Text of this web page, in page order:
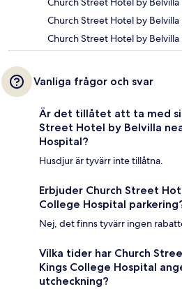
Church Street Hotel by
Church Street Hotel by
Vanliga frågor och svar
Är det tillåtet att ta med
Street Hotel by Belvilla
Hospital?
Husdjur är tyvärr inte tillåtna.
Erbjuder Church Street
College Hospital
Nej, det finns tyvärr ingen
Vilka tider har Church
Kings College Hospital
utcheckning?